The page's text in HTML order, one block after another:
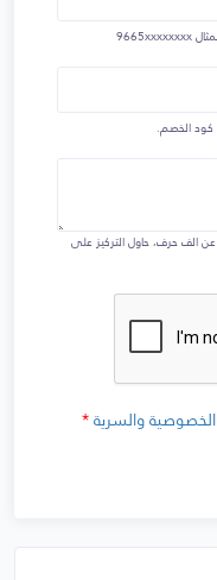
9665xxxxxxxx
كود الخصم.
الف حرف، حاول التركيز على
والسرية*